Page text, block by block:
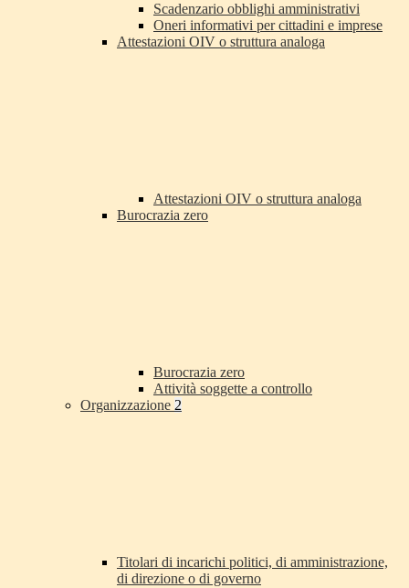
Scadenzario obblighi amministrativi
Oneri informativi per cittadini e imprese
Attestazioni OIV o struttura analoga
Attestazioni OIV o struttura analoga
Burocrazia zero
Burocrazia zero
Attività soggette a controllo
Organizzazione 2
Titolari di incarichi politici, di amministrazione,
di direzione o di governo